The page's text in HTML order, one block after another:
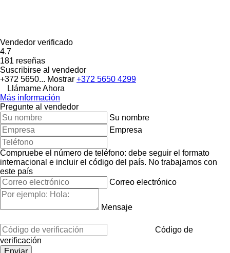
Vendedor verificado
4.7
181 reseñas
Suscribirse al vendedor
+372 5650... Mostrar +372 5650 4299
Llámame Ahora
Más información
Pregunte al vendedor
Su nombre
Empresa
Compruebe el número de teléfono: debe seguir el formato
internacional e incluir el código del país. No trabajamos con
este país
Correo electrónico
Mensaje
Código de
verificación